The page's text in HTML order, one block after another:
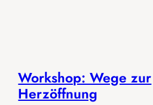
Workshop: Wege zur
Herzöffnung